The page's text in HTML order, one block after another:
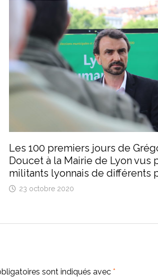
Les 100 premiers jours de
Doucet à la Mairie de Lyon vus
militants lyonnais de différents
23 octobre 2020
sont indiqués avec*